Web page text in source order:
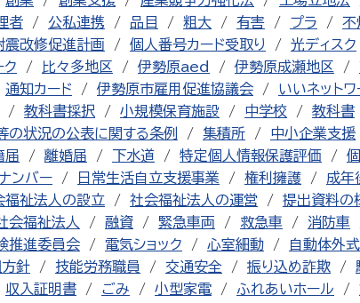
者 公私連携 品目 粗大 有害 プラ 不
震改修促進計画 個人番号カード受取り 光ディスク
ク
比々多地区 伊勢原aed 伊勢原成瀬地区
通知カード 伊勢原市雇用促進協議会 いいネットワ
教科書採択 小規模保育施設 中学校 教科書
の状況の公表に関する条例 集積所 中小企業支援
届 離婚届 下水道 特定個人情報保護評価
ンバー 日常生活自立支援事業 権利擁護
成年
福祉法人の設立 社会福祉法人の運営 提出資料の
会福祉法人 融資 緊急車両 救急車 消防車
推進委員会 電気ショック 心室細動 自動体外
針 技能労務職員 交通安全 振り込め詐欺
収入証明書 ごみ 小型家電 ふれあいホール